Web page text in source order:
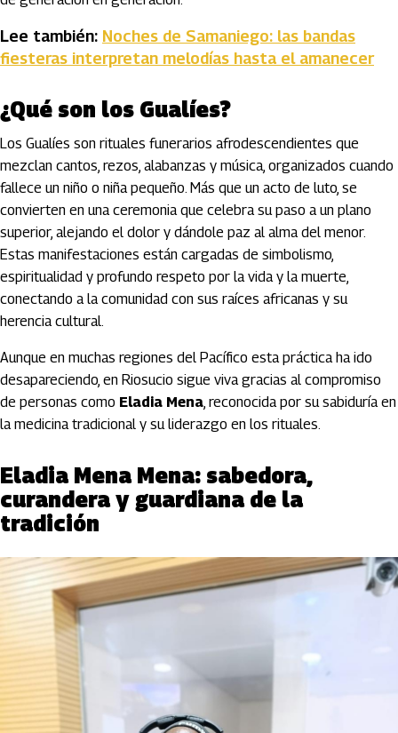
Lee también: Noches de Samaniego: las bandas
fiesteras interpretan melodías hasta el amanecer
¿Qué son los Gualíes?
Los Gualíes son rituales funerarios afrodescendientes que
mezclan cantos, rezos, alabanzas y música, organizados cuando
fallece un niño o niña pequeño. Más que un acto de luto, se
convierten en una ceremonia que celebra su paso a un plano
superior, alejando el dolor y dándole paz al alma del menor.
Estas manifestaciones están cargadas de simbolismo,
espiritualidad y profundo respeto por la vida y la muerte,
conectando a la comunidad con sus raíces africanas y su
herencia cultural.
Aunque en muchas regiones del Pacífico esta práctica ha ido
desapareciendo, en Riosucio sigue viva gracias al compromiso
de personas como Eladia Mena, reconocida por su sabiduría en
la medicina tradicional y su liderazgo en los rituales.
Eladia Mena Mena: sabedora,
curandera y guardiana de la
tradición